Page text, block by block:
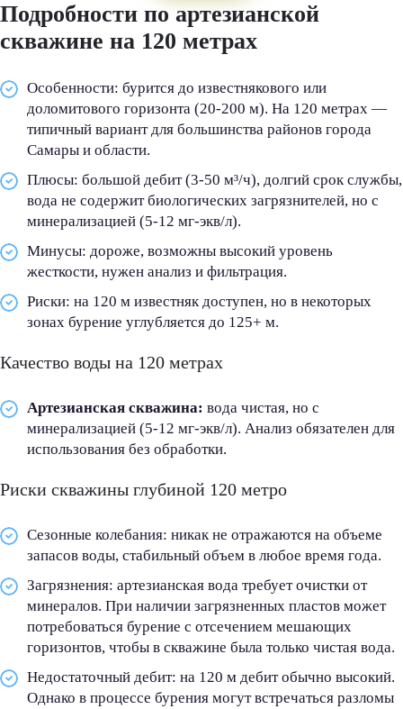
Подробности по артезианской
скважине на 120 метрах
Особенности: бурится до известнякового или
доломитового горизонта (20-200 м). На 120 метрах —
типичный вариант для большинства районов города
Самары и области.
Плюсы: большой дебит (3-50 м³/ч), долгий срок службы,
вода не содержит биологических загрязнителей, но с
минерализацией (5-12 мг-экв/л).
Минусы: дороже, возможны высокий уровень
жесткости, нужен анализ и фильтрация.
Риски: на 120 м известняк доступен, но в некоторых
зонах бурение углубляется до 125+ м.
Качество воды на 120 метрах
Артезианская скважина: вода чистая, но с
минерализацией (5-12 мг-экв/л). Анализ обязателен для
использования без обработки.
Риски скважины глубиной 120 метро
Сезонные колебания: никак не отражаются на объеме
запасов воды, стабильный объем в любое время года.
Загрязнения: артезианская вода требует очистки от
минералов. При наличии загрязненных пластов может
потребоваться бурение с отсечением мешающих
горизонтов, чтобы в скважине была только чистая вода.
Недостаточный дебит: на 120 м дебит обычно высокий.
Однако в процессе бурения могут встречаться разломы